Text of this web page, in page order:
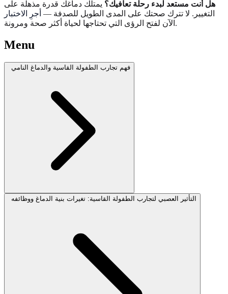
هل أنت مستعد لبدء رحلة تعافيك؟ يمتلك دماغك قدرة مذهلة على
التغيير. لا تترك صحتك على المدى الطويل للصدفة — أجرِ الاختبار
الآن لفتح الرؤى التي تحتاجها لحياة أكثر صحة ومرونة.
Menu
فهم تجارب الطفولة القاسية والدماغ النامي
التأثير العصبي لتجارب الطفولة القاسية: تغيرات بنية الدماغ ووظائفه